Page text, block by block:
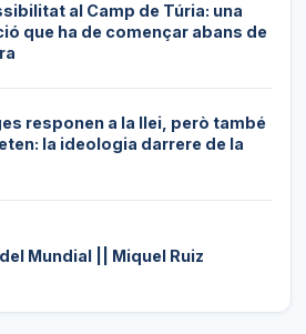
al Camp de Túria: una
que ha de començar abans de
responen a la llei, però també
la ideologia darrere de la
Mundial || Miquel Ruiz